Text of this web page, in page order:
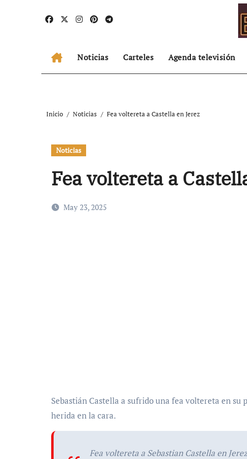
Noticias Carteles Agenda televisión
Inicio Noticias Fea voltereta a Castella en Jerez
Noticias
Fea voltereta a
May 23, 2025
Sebastián Castella a sufrido una fea voltereta en
herida en la cara.
Fea voltereta a Sebastian Castella en Jerez